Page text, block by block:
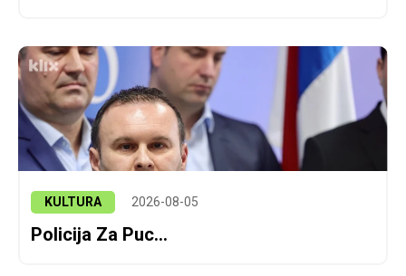
KULTURA 2026-08-05
Policija Za Puc...